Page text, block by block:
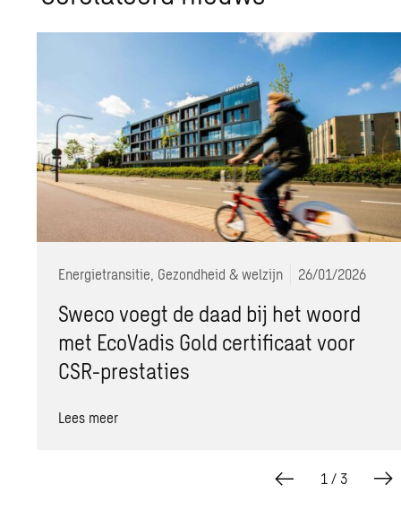
Energietransitie, Gezondheid & welzijn 26/01/2026
Sweco voegt de daad bij het woord
met EcoVadis Gold certificaat voor
CSR-prestaties
Lees meer
1 / 3